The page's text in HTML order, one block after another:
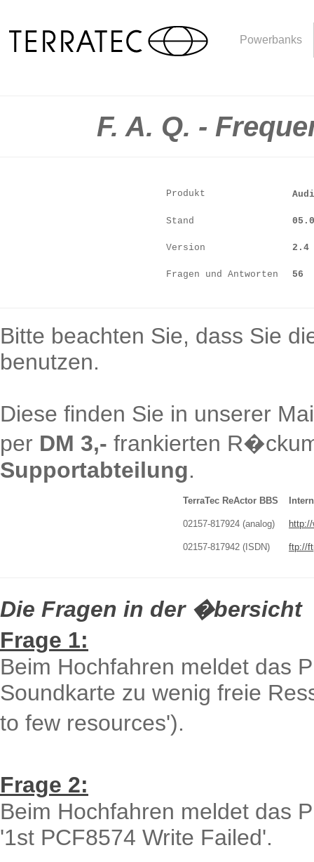
Powerbanks
F. A. Q. -
Produkt
Stand
Version 2.4
Fragen und Antworten 56
Bitte beachten Sie, dass Sie
benutzen.
Diese finden Sie in unserer
per DM 3,- frankierten
Supportabteilung.
TerraTec ReActor BBS
02157-817924 (analog)
02157-817942 (ISDN) ftp://
Die Fragen in der �bersicht
Frage 1:
Beim Hochfahren meldet das
Soundkarte zu wenig freie
to few resources').
Frage 2:
Beim Hochfahren meldet das
'1st PCF8574 Write Failed'.